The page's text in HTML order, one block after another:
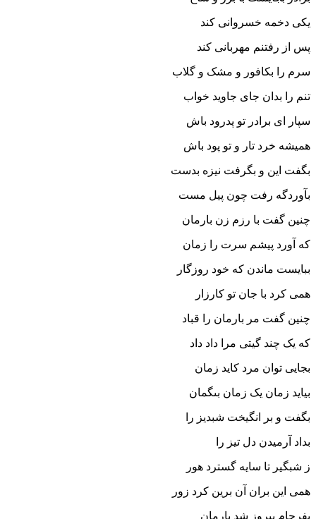
یکى دخمه خسروانى کند
پس از رفتنم مهربانى کند
سرم را بکافور و مشک و گلاب
تنم را بدان جاى جاوید خواب‏
سپار اى برادر تو پدرود باش
همیشه خرد تار و تو پود باش‏
بگفت این و بگرفت نیزه بدست
بآوردگه رفت چون پیل مست‏
چنین گفت با رزم زن بارمان
که آورد پیشم سرت را زمان‏
ببایست ماندن که خود روزگار
همى کرد با جان تو کارزار
چنین گفت مر بارمان را قباد
که یک چند گیتى مرا داد داد
بجایى توان مرد کاید زمان
بیاید زمان یک زمان بى‏گمان‏
بگفت و بر انگیخت شبدیز را
بداد آرمیدن دل تیز را
ز شبگیر تا سایه گسترد هور
همى این بران آن برین کرد زور
بفرجام پیروز شد بارمان